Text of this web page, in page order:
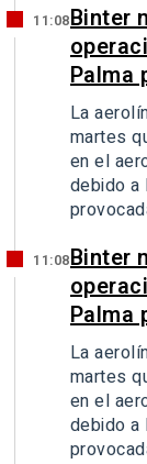
11:08Binter
Palma
La
martes
en el
debido a
11:08Binter
Palma
La
martes
en el
debido a